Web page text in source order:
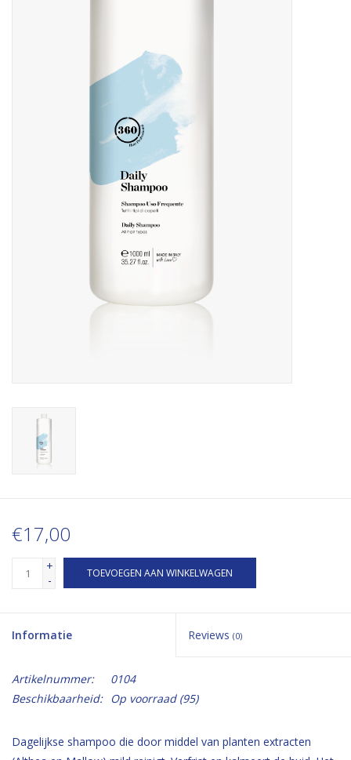
€17,00
+
-
TOEVOEGEN AAN WINKELWAGEN
Informatie Reviews (0)
Artikelnummer:
0104
Beschikbaarheid:
Op voorraad(95)
Dagelijkse shampoo die door middel van planten extracten